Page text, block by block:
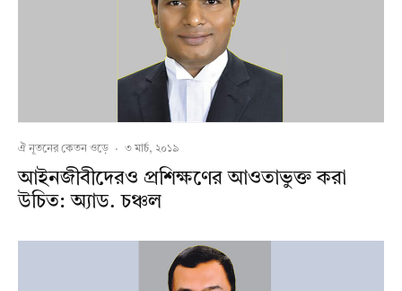
ঐ নূতনের কেতন ওড়ে · ৩ মার্চ, ২০১৯
আইনজীবীদেরও প্রশিক্ষণের আওতাভুক্ত করা
উচিত: অ্যাড. চঞ্চল